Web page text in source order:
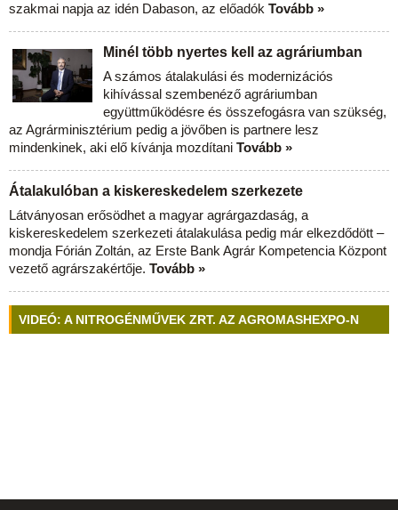
szakmai napja az idén Dabason, az előadók Tovább »
Minél több nyertes kell az agráriumban
A számos átalakulási és modernizációs
kihívással szembenéző agráriumban
együttműködésre és összefogásra van szükség,
az Agrárminisztérium pedig a jövőben is partnere lesz
mindenkinek, aki elő kívánja mozdítani Tovább »
Átalakulóban a kiskereskedelem szerkezete
Látványosan erősödhet a magyar agrárgazdaság, a
kiskereskedelem szerkezeti átalakulása pedig már elkezdődött –
mondja Fórián Zoltán, az Erste Bank Agrár Kompetencia Központ
vezető agrárszakértője. Tovább »
VIDEÓ: A NITROGÉNMŰVEK ZRT. AZ AGROMASHEXPO-N